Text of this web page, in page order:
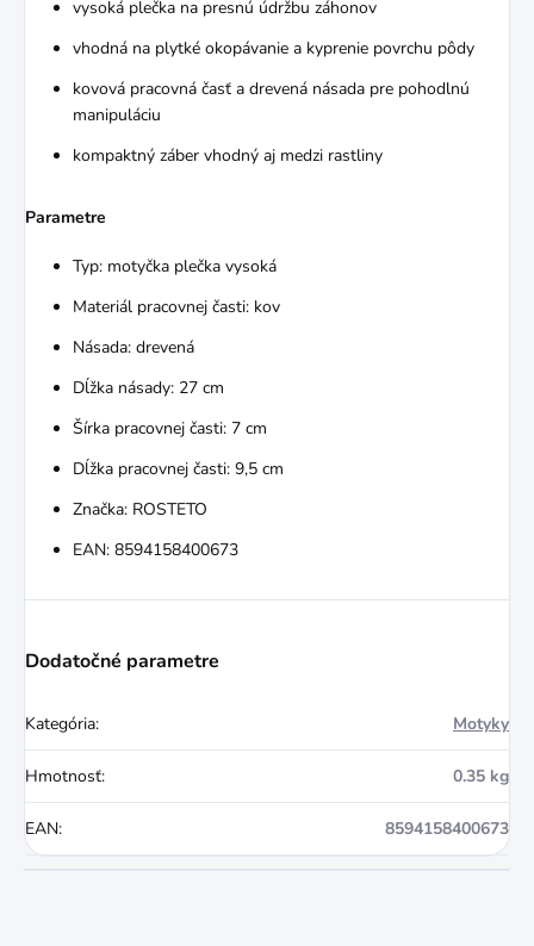
vysoká plečka na presnú údržbu záhonov
vhodná na plytké okopávanie a kyprenie povrchu pôdy
kovová pracovná časť a drevená násada pre pohodlnú
manipuláciu
kompaktný záber vhodný aj medzi rastliny
Parametre
Typ: motyčka plečka vysoká
Materiál pracovnej časti: kov
Násada: drevená
Dĺžka násady: 27 cm
Šírka pracovnej časti: 7 cm
Dĺžka pracovnej časti: 9,5 cm
Značka: ROSTETO
EAN: 8594158400673
Dodatočné parametre
Kategória: Motyky
Hmotnosť: 0.35 kg
EAN: 8594158400673